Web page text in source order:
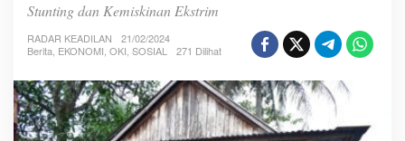
e
d
a
R
u
m
a
Stunting dan Kemiskinan Ekstrim
RADAR KEADILAN
21/02/2024
Berita, EKONOMI, OKI, SOSIAL 271 Dilihat